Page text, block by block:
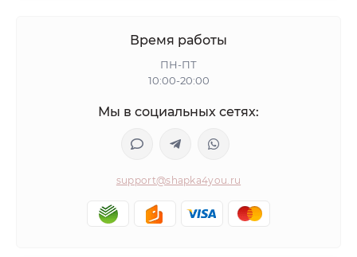
Время работы
ПН-ПТ
10:00-20:00
Мы в социальных сетях:
support@shapka4you.ru